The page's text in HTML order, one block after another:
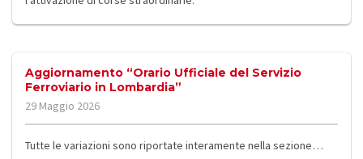
Aggiornamento “Orario Ufficiale del Servizio
Ferroviario in Lombardia”
29 Maggio 2026
Tutte le variazioni sono riportate interamente nella sezione…